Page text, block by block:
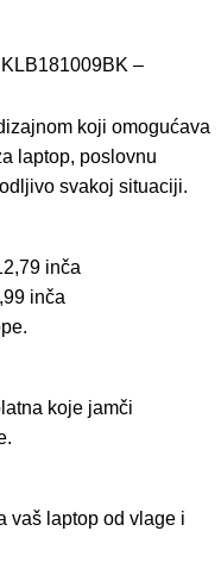
–
koji omogućava
laptop, poslovnu
svakoj situaciji.
inča
inča
koje jamči
vaš laptop od vlage i